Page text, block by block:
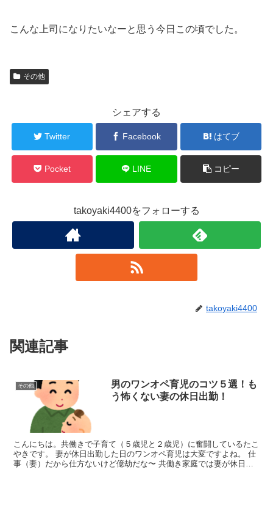
こんな上司になりたいなーと思う今日この頃でした。
その他
シェアする
Twitter Facebook はてブ
Pocket LINE コピー
takoyaki4400をフォローする
takoyaki4400
関連記事
その他
男のワンオペ育児のコツ５選！も
う怖くない妻の休日出勤！
こんにちは。共働きで子育て（５歳児と２歳児）に奮闘しているたこ
やきです。 妻が休日出勤した日のワンオペ育児は大変ですよね。 仕
事（妻）だから仕方ないけど億劫だな〜 共働き家庭では妻が休日に